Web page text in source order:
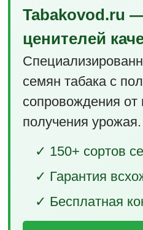
Tabakovod.ru
ценителей
семян табака с
сопровождения
получения урожая.
✓ 150+ сортов
✓ Гарантия
✓ Бесплатная